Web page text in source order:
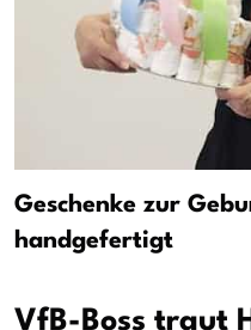
Geschenke zur
handgefertigt
VfB-Boss traut